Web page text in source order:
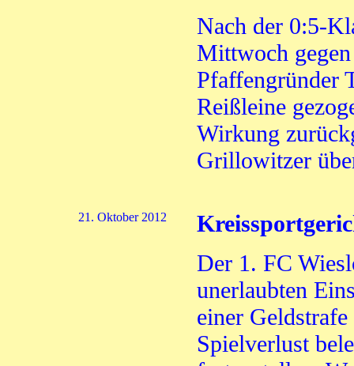
Nach der 0:5-
Mittwoch
Pfaffengründer
Reißleine
Wirkung
Grillowitzer
21. Oktober 2012
Der 1. FC
unerlaubten
einer
Spielverlust